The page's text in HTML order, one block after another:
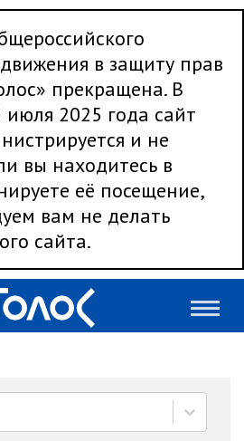
в защиту прав
прекращена. В
июля 2025 года сайт
и не
вы находитесь в
её посещение,
вам не делать
сайта.